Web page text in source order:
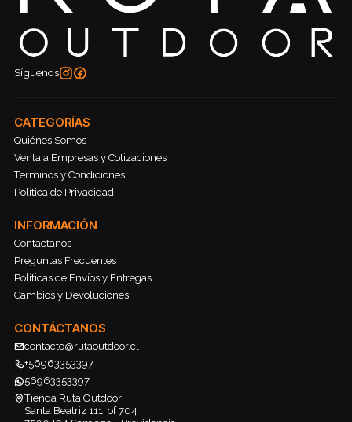
Síguenos
CATEGORÍAS
Quiénes Somos
Venta a Empresas y Cotizaciones
Terminos y Condiciones
Política de Privacidad
INFORMACIÓN
Contactanos
Preguntas Frecuentes
Políticas de Envíos y Entregas
Cambios y Devoluciones
CONTÁCTANOS
contacto@rutaoutdoor.cl
+56963353397
56963353397
Tienda Ruta Outdoor
Santa Beatriz 111, of 704